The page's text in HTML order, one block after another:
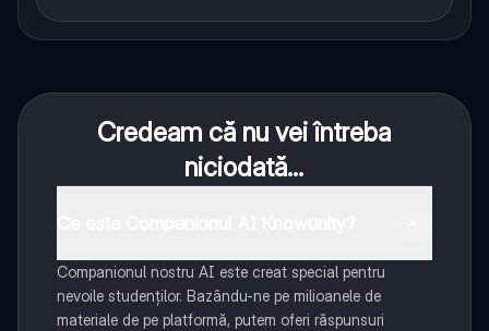
Credeam că nu vei întreba
niciodată...
Companionul nostru AI este creat special pentru
nevoile studenților. Bazându-ne pe milioanele de
materiale de pe platformă, putem oferi răspunsuri